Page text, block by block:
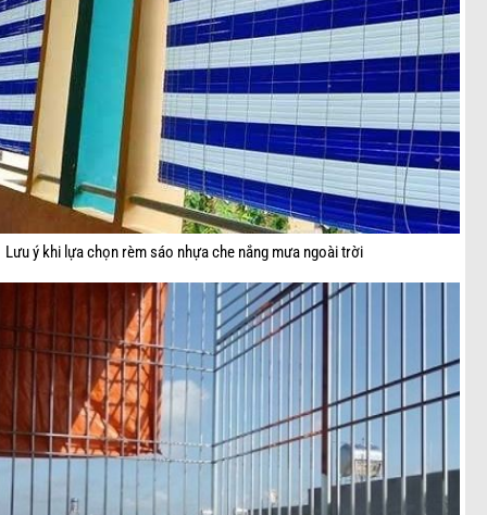
Lưu ý khi lựa chọn rèm sáo nhựa che nắng mưa ngoài trời